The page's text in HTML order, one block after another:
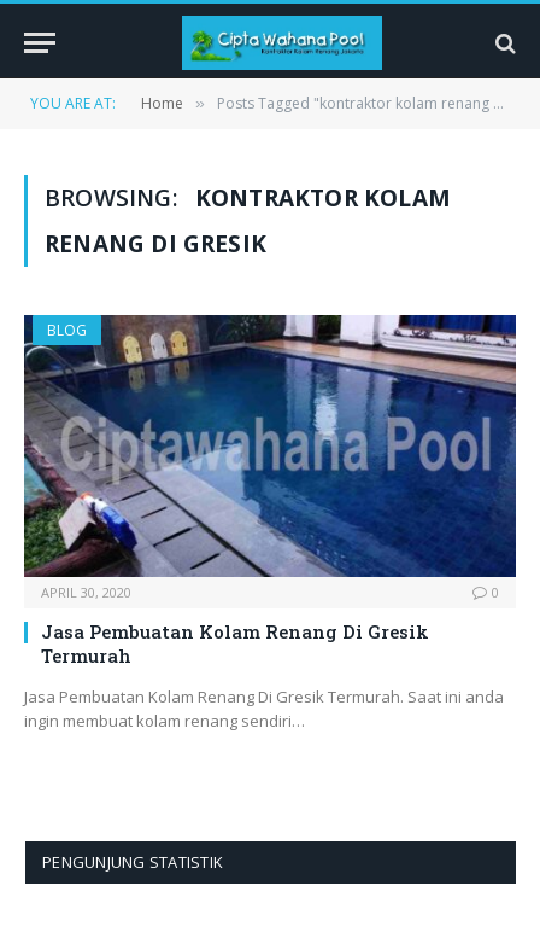
YOU ARE AT: Home » Posts Tagged "kontraktor kolam renang di gresik"
BROWSING:
KONTRAKTOR KOLAM
RENANG DI GRESIK
BLOG
APRIL 30, 2020 0
Jasa Pembuatan Kolam Renang Di Gresik
Termurah
Jasa Pembuatan Kolam Renang Di Gresik Termurah. Saat ini anda
ingin membuat kolam renang sendiri…
PENGUNJUNG STATISTIK